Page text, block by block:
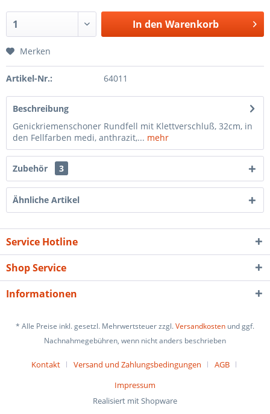
In den Warenkorb
Merken
Artikel-Nr.: 64011
Beschreibung
Genickriemenschoner Rundfell mit Klettverschluß, 32cm, in
den Fellfarben medi, anthrazit,... mehr
Zubehör 3
Ähnliche Artikel
Service Hotline
Shop Service
Informationen
* Alle Preise inkl. gesetzl. Mehrwertsteuer zzgl.Versandkosten und ggf.
Nachnahmegebühren, wenn nicht anders beschrieben
Kontakt Versand und Zahlungsbedingungen
AGB
Impressum
Realisiert mit Shopware